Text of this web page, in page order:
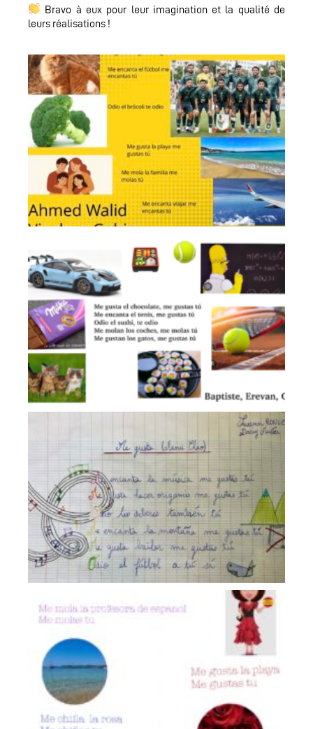
Bravo à eux pour leur imagination et la qualité de
leurs réalisations !